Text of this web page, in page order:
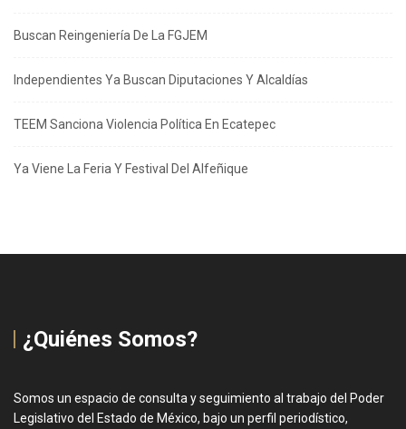
Buscan Reingeniería De La FGJEM
Independientes Ya Buscan Diputaciones Y Alcaldías
TEEM Sanciona Violencia Política En Ecatepec
Ya Viene La Feria Y Festival Del Alfeñique
¿Quiénes Somos?
Somos un espacio de consulta y seguimiento al trabajo del Poder
Legislativo del Estado de México, bajo un perfil periodístico,